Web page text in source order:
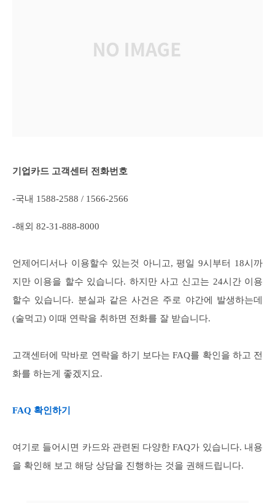
기업카드 고객센터 전화번호
-국내 1588-2588 / 1566-2566
-해외 82-31-888-8000
언제어디서나 이용할수 있는것 아니고, 평일 9시부터 18시까
지만 이용을 할수 있습니다. 하지만 사고 신고는 24시간 이용
할수 있습니다. 분실과 같은 사건은 주로 야간에 발생하는데
(술먹고) 이때 연락을 취하면 전화를 잘 받습니다.
고객센터에 막바로 연락을 하기 보다는 FAQ를 확인을 하고 전
화를 하는게 좋겠지요.
FAQ 확인하기
여기로 들어시면 카드와 관련된 다양한 FAQ가 있습니다. 내용
을 확인해 보고 해당 상담을 진행하는 것을 권해드립니다.